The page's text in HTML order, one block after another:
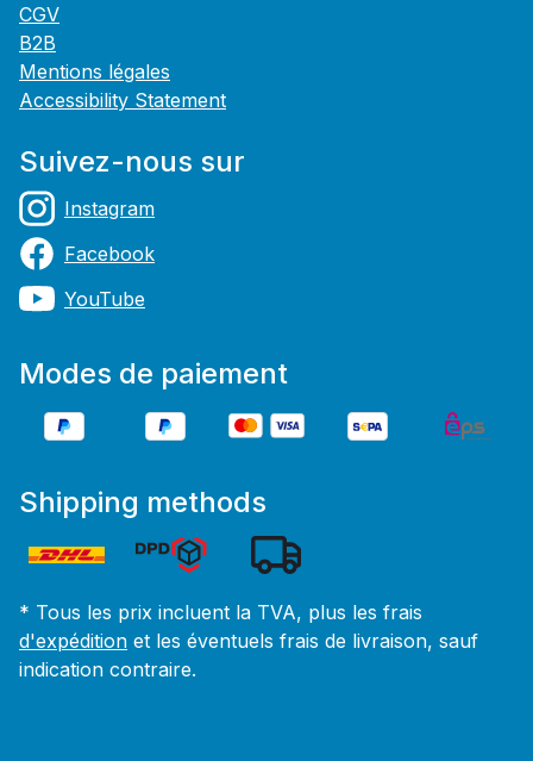
CGV
B2B
Mentions légales
Accessibility Statement
Suivez-nous sur
Instagram
Facebook
YouTube
Modes de paiement
Shipping methods
* Tous les prix incluent la TVA, plus les frais
d'expédition et les éventuels frais de livraison, sauf
indication contraire.